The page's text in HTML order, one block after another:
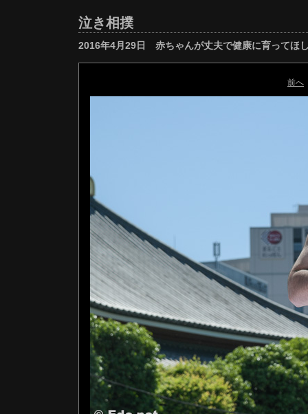
泣き相撲
2016年4月29日 赤ちゃんが丈夫で健康に育ってほ
前へ